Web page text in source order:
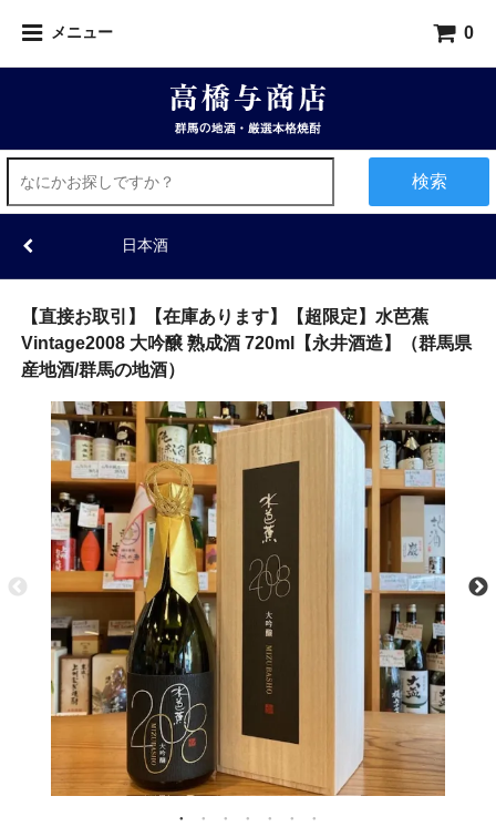
メニュー 0
検索
日本酒
【直接お取引】【在庫あります】【超限定】水芭蕉
Vintage2008 大吟醸 熟成酒 720ml【永井酒造】（群馬県
産地酒/群馬の地酒）